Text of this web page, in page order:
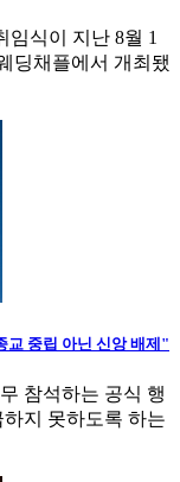
임식이 지난 8월 1
딩채플에서 개최됐
교 중립 아닌 신앙 배제"
참석하는 공식 행
지 못하도록 하는